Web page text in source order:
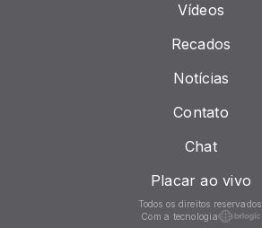
Vídeos
Recados
Notícias
Contato
Chat
Placar ao vivo
Todos os direitos reservados.
Com a tecnologia